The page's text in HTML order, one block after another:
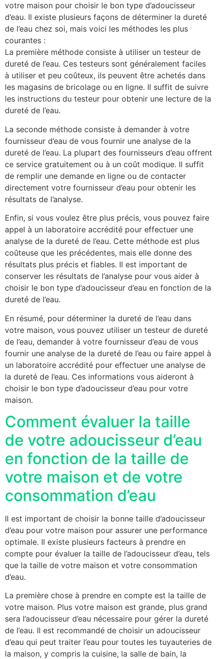
votre maison pour choisir le bon type d’adoucisseur
d’eau. Il existe plusieurs façons de déterminer la dureté
de l’eau chez soi, mais voici les méthodes les plus
courantes :
La première méthode consiste à utiliser un testeur de
dureté de l’eau. Ces testeurs sont généralement faciles
à utiliser et peu coûteux, ils peuvent être achetés dans
les magasins de bricolage ou en ligne. Il suffit de suivre
les instructions du testeur pour obtenir une lecture de la
dureté de l’eau.
La seconde méthode consiste à demander à votre
fournisseur d’eau de vous fournir une analyse de la
dureté de l’eau. La plupart des fournisseurs d’eau offrent
ce service gratuitement ou à un coût modique. Il suffit
de remplir une demande en ligne ou de contacter
directement votre fournisseur d’eau pour obtenir les
résultats de l’analyse.
Enfin, si vous voulez être plus précis, vous pouvez faire
appel à un laboratoire accrédité pour effectuer une
analyse de la dureté de l’eau. Cette méthode est plus
coûteuse que les précédentes, mais elle donne des
résultats plus précis et fiables. Il est important de
conserver les résultats de l’analyse pour vous aider à
choisir le bon type d’adoucisseur d’eau en fonction de la
dureté de l’eau.
En résumé, pour déterminer la dureté de l’eau dans
votre maison, vous pouvez utiliser un testeur de dureté
de l’eau, demander à votre fournisseur d’eau de vous
fournir une analyse de la dureté de l’eau ou faire appel à
un laboratoire accrédité pour effectuer une analyse de
la dureté de l’eau. Ces informations vous aideront à
choisir le bon type d’adoucisseur d’eau pour votre
maison.
Comment évaluer la taille
de votre adoucisseur d’eau
en fonction de la taille de
votre maison et de votre
consommation d’eau
Il est important de choisir la bonne taille d’adoucisseur
d’eau pour votre maison pour assurer une performance
optimale. Il existe plusieurs facteurs à prendre en
compte pour évaluer la taille de l’adoucisseur d’eau, tels
que la taille de votre maison et votre consommation
d’eau.
La première chose à prendre en compte est la taille de
votre maison. Plus votre maison est grande, plus grand
sera l’adoucisseur d’eau nécessaire pour gérer la dureté
de l’eau. Il est recommandé de choisir un adoucisseur
d’eau qui peut traiter l’eau pour toutes les tuyauteries de
la maison, y compris la cuisine, la salle de bain, la